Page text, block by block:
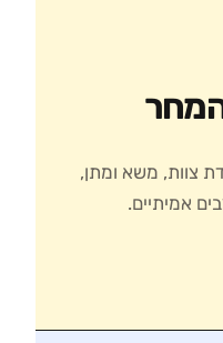
המחר
צוות, משא ומתן,
אמיתיים.